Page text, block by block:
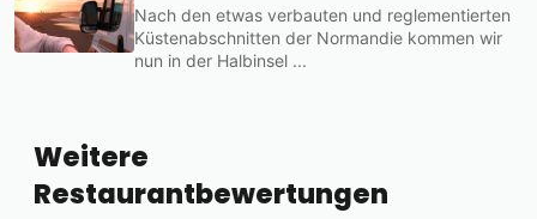
Nach den etwas verbauten und reglementierten
Küstenabschnitten der Normandie kommen wir
nun in der Halbinsel ...
Weitere
Restaurantbewertungen